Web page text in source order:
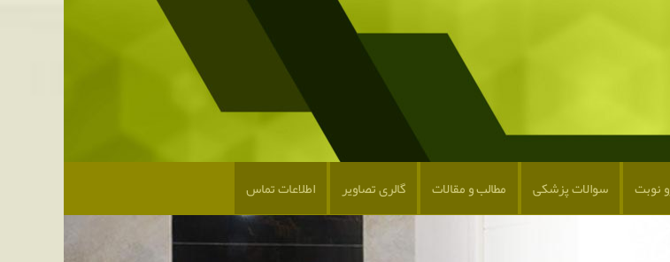
نوبت سوالات پزشکی مطالب و مقالات گالری تصاویر اطلاعات تماس